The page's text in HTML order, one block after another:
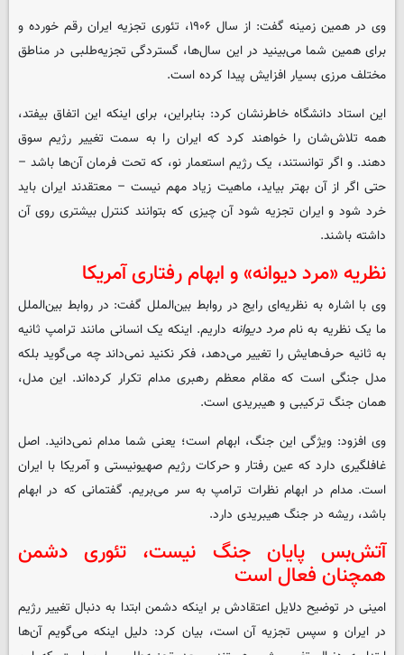
وی در همین زمینه گفت: از سال ۱۹۰۶، تئوری تجزیه ایران رقم خورده و
برای همین شما می‌بینید در این سال‌ها، گستردگی تجزیه‌طلبی در مناطق
مختلف مرزی بسیار افزایش پیدا کرده است.
این استاد دانشگاه خاطرنشان کرد: بنابراین، برای اینکه این اتفاق بیفتد،
همه تلاش‌شان را خواهند کرد که ایران را به سمت تغییر رژیم سوق
دهند. و اگر توانستند، یک رژیم استعمار نو، که تحت فرمان آن‌ها باشد –
حتی اگر از آن بهتر بیاید، ماهیت زیاد مهم نیست – معتقدند ایران باید
خرد شود و ایران تجزیه شود آن چیزی که بتوانند کنترل بیشتری روی آن
داشته باشند.
نظریه «مرد دیوانه» و ابهام رفتاری آمریکا
وی با اشاره به نظریه‌ای رایج در روابط بین‌الملل گفت: در روابط بین‌الملل
ما یک نظریه به ناممرد دیوانه داریم. اینکه یک انسانی مانند ترامپ ثانیه
به ثانیه حرف‌هایش را تغییر می‌دهد، فکر نکنید نمی‌داند چه می‌گوید بلکه
مدل جنگی است که مقام معظم رهبری مدام تکرار کرده‌اند. این مدل،
همان جنگ ترکیبی و هیبریدی است.
وی افزود: ویژگی این جنگ، ابهام است؛ یعنی شما مدام نمی‌دانید. اصل
غافلگیری دارد که عین رفتار و حرکات رژیم صهیونیستی و آمریکا با ایران
است. مدام در ابهام نظرات ترامپ به‌ سر می‌بریم. گفتمانی که در ابهام
باشد، ریشه در جنگ هیبریدی دارد.
آتش‌بس پایان جنگ نیست، تئوری دشمن
همچنان فعال است
امینی در توضیح دلایل اعتقادش بر اینکه دشمن ابتدا به دنبال تغییر رژیم
در ایران و سپس تجزیه آن است، بیان کرد: دلیل اینکه می‌گویم آن‌ها